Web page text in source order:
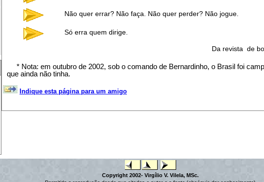
Não quer errar? Não faça. Não quer perder? Não jogue.
Só erra quem dirige.
Da revista de
* Nota: em outubro de 2002, sob o comando de Bernardinho, o Brasil foi
que ainda não tinha.
Indique esta página para um amigo
Copyright 2002- Virgílio V. Vilela, MSc.